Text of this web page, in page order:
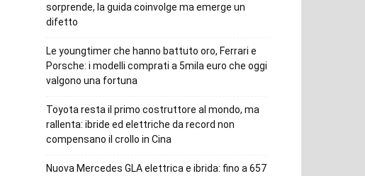
sorprende, la guida coinvolge ma emerge un
difetto
Le youngtimer che hanno battuto oro, Ferrari e
Porsche: i modelli comprati a 5mila euro che oggi
valgono una fortuna
Toyota resta il primo costruttore al mondo, ma
rallenta: ibride ed elettriche da record non
compensano il crollo in Cina
Nuova Mercedes GLA elettrica e ibrida: fino a 657